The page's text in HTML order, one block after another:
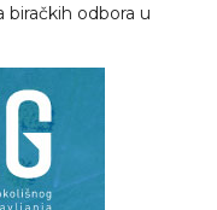
odbora u